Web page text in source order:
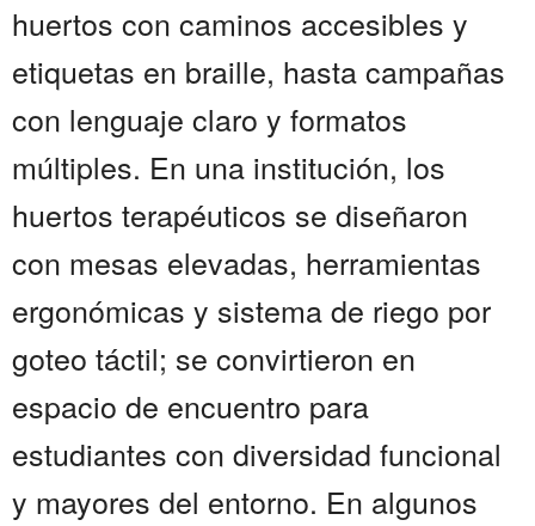
huertos con caminos accesibles y
etiquetas en braille, hasta campañas
con lenguaje claro y formatos
múltiples. En una institución, los
huertos terapéuticos se diseñaron
con mesas elevadas, herramientas
ergonómicas y sistema de riego por
goteo táctil; se convirtieron en
espacio de encuentro para
estudiantes con diversidad funcional
y mayores del entorno. En algunos